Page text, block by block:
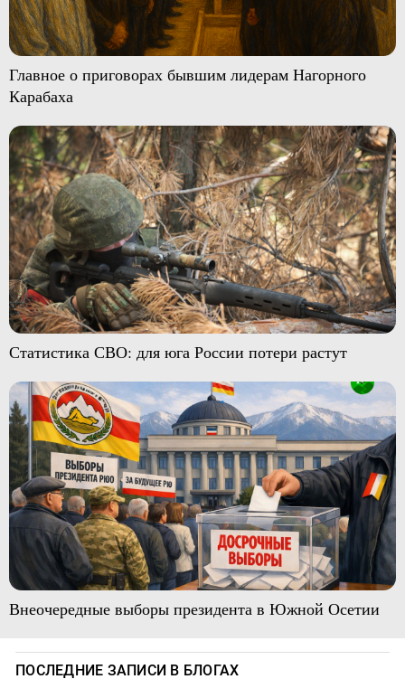
Главное о приговорах бывшим лидерам Нагорного
Карабаха
Статистика СВО: для юга России потери растут
Внеочередные выборы президента в Южной Осетии
ПОСЛЕДНИЕ ЗАПИСИ В БЛОГАХ